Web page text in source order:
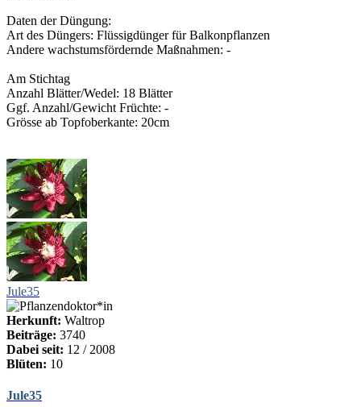
Daten der Düngung:
Art des Düngers: Flüssigdünger für Balkonpflanzen
Andere wachstumsfördernde Maßnahmen: -
Am Stichtag
Anzahl Blätter/Wedel: 18 Blätter
Ggf. Anzahl/Gewicht Früchte: -
Grösse ab Topfoberkante: 20cm
Jule35
Herkunft: Waltrop
Beiträge: 3740
Dabei seit: 12 / 2008
Blüten: 10
Jule35